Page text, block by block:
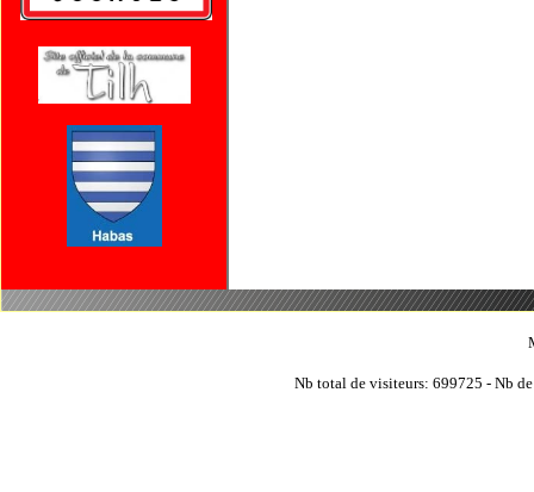
Nb total de visiteurs: 699725 - Nb